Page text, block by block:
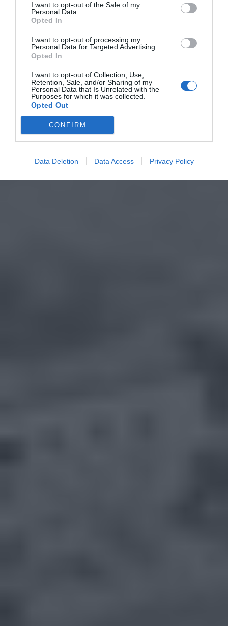
I want to opt-out of the Sale of my
Personal Data.
Opted In
I want to opt-out of processing my
Personal Data for Targeted Advertising.
Opted In
I want to opt-out of Collection, Use,
Retention, Sale, and/or Sharing of my
Personal Data that Is Unrelated with the
Purposes for which it was collected.
Opted Out
CONFIRM
Data Deletion Data Access Privacy Policy